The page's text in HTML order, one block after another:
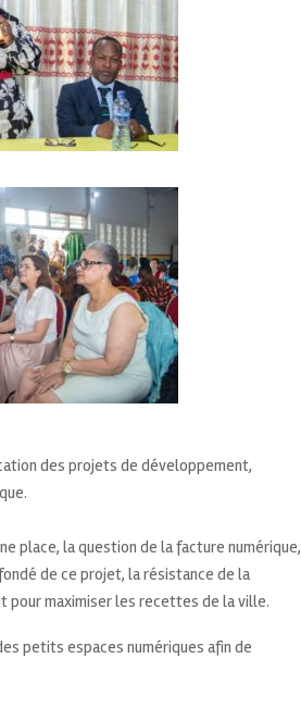
des projets de développement,
place, la question de la facture numérique,
de ce projet, la résistance de la
maximiser les recettes de la ville.
petits espaces numériques afin de